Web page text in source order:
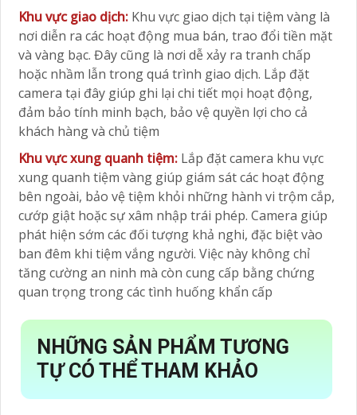
Khu vực giao dịch: Khu vực giao dịch tại tiệm vàng là
nơi diễn ra các hoạt động mua bán, trao đổi tiền mặt
và vàng bạc. Đây cũng là nơi dễ xảy ra tranh chấp
hoặc nhầm lẫn trong quá trình giao dịch. Lắp đặt
camera tại đây giúp ghi lại chi tiết mọi hoạt động,
đảm bảo tính minh bạch, bảo vệ quyền lợi cho cả
khách hàng và chủ tiệm
Khu vực xung quanh tiệm: Lắp đặt camera khu vực
xung quanh tiệm vàng giúp giám sát các hoạt động
bên ngoài, bảo vệ tiệm khỏi những hành vi trộm cắp,
cướp giật hoặc sự xâm nhập trái phép. Camera giúp
phát hiện sớm các đối tượng khả nghi, đặc biệt vào
ban đêm khi tiệm vắng người. Việc này không chỉ
tăng cường an ninh mà còn cung cấp bằng chứng
quan trọng trong các tình huống khẩn cấp
NHỮNG SẢN PHẨM TƯƠNG
TỰ CÓ THỂ THAM KHẢO